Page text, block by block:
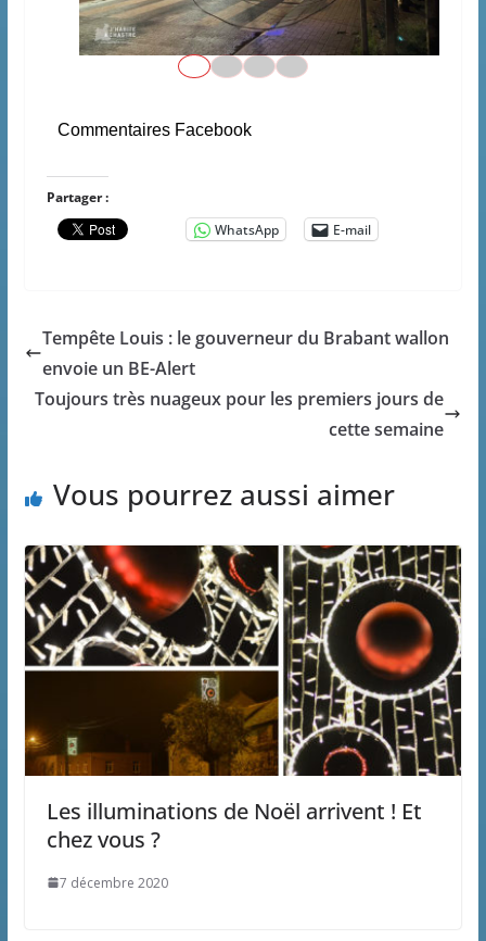
Commentaires Facebook
Partager :
WhatsApp
E-mail
Tempête Louis : le gouverneur du Brabant wallon
envoie un BE-Alert
Toujours très nuageux pour les premiers jours de
cette semaine
Vous pourrez aussi aimer
Les illuminations de Noël arrivent ! Et
chez vous ?
7 décembre 2020